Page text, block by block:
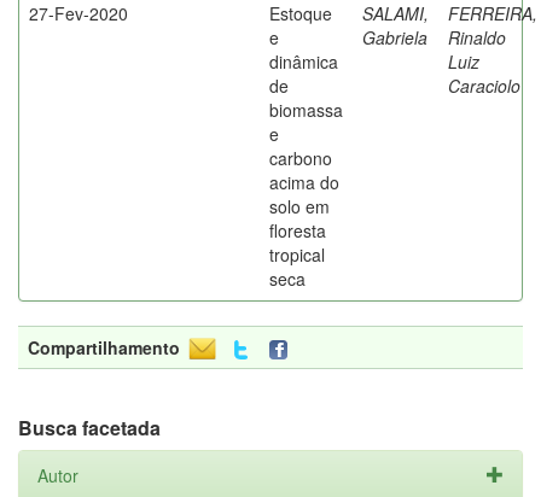
27-Fev-2020
Estoque
e
dinâmica
de
biomassa
e
carbono
acima do
solo em
floresta
tropical
seca
SALAMI,
Gabriela
FERREIRA,
Rinaldo
Luiz
Caraciolo
Compartilhamento
Busca facetada
Autor